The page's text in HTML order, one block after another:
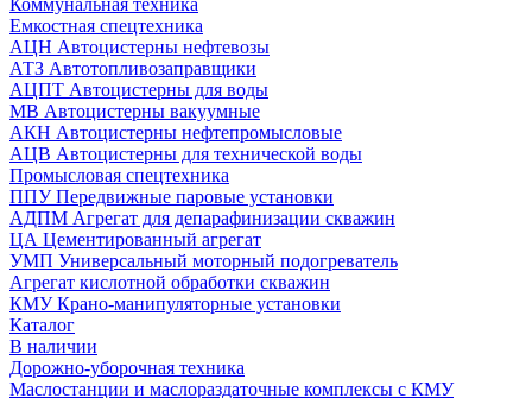
Коммунальная техника
Емкостная спецтехника
АЦН Автоцистерны нефтевозы
АТЗ Автотопливозаправщики
АЦПТ Автоцистерны для воды
МВ Автоцистерны вакуумные
АКН Автоцистерны нефтепромысловые
АЦВ Автоцистерны для технической воды
Промысловая спецтехника
ППУ Передвижные паровые установки
АДПМ Агрегат для депарафинизации скважин
ЦА Цементированный агрегат
УМП Универсальный моторный подогреватель
Агрегат кислотной обработки скважин
КМУ Крано-манипуляторные установки
Каталог
В наличии
Дорожно-уборочная техника
Маслостанции и маслораздаточные комплексы с КМУ